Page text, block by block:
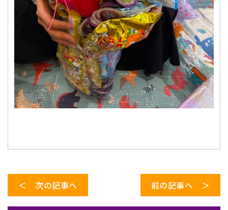
＜ 次の記事へ 前の記事へ ＞